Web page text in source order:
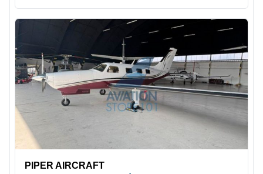
PIPER AIRCRAFT